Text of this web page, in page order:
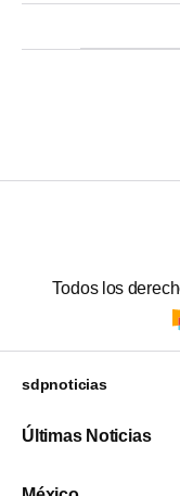
Todos los
sdpnoticias
Últimas Noticias